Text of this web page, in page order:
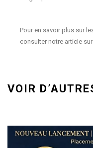
Pour en savoir plus sur
consulter notre article
VOIR